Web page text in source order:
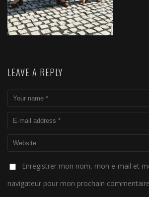
LEAVE A REPLY
Enregistrer mon nom, mon e-mail et
navigateur pour mon prochain